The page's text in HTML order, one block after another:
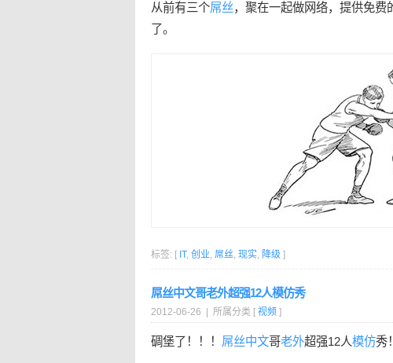
从前有三个屌丝，聚在一起做网络，提供免
了。
标签: [ IT, 创业, 屌丝, 现实, 降级 ]
屌丝中文哥老外超强12人模仿秀
2012-06-26 | 所属分类 [ 视频 ]
碉堡了！！！ 屌丝中文哥老外超强12人模仿秀！